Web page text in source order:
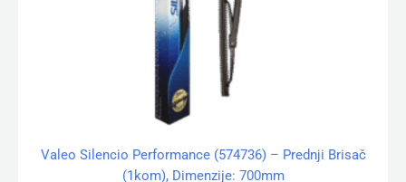
Valeo Silencio Performance (574736) – Prednji Brisač
(1kom), Dimenzije: 700mm